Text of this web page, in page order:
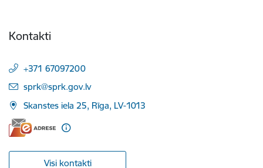
Kontakti
+371 67097200
E-pasts:
sprk@sprk.gov.lv
Skanstes iela 25, Rīga, LV-1013
Visi kontakti